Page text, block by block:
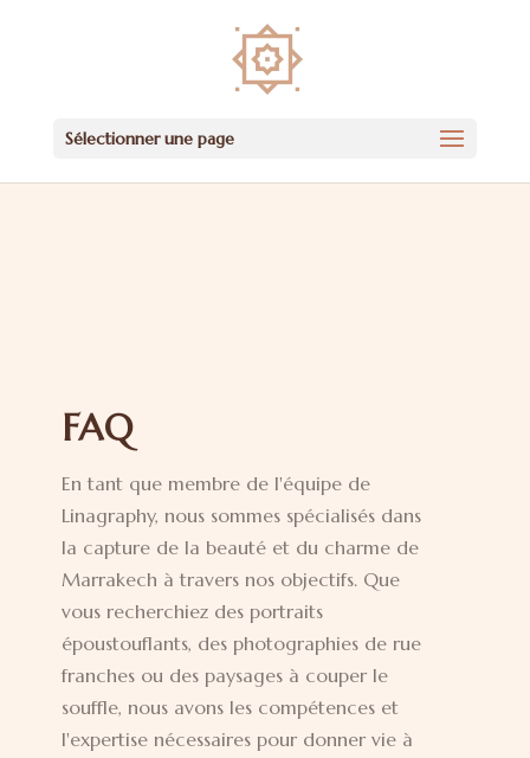
Sélectionner une page
FAQ
En tant que membre de l'équipe de
Linagraphy, nous sommes spécialisés dans
la capture de la beauté et du charme de
Marrakech à travers nos objectifs. Que
vous recherchiez des portraits
époustouflants, des photographies de rue
franches ou des paysages à couper le
souffle, nous avons les compétences et
l'expertise nécessaires pour donner vie à